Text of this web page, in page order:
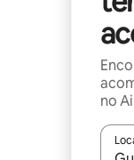
no